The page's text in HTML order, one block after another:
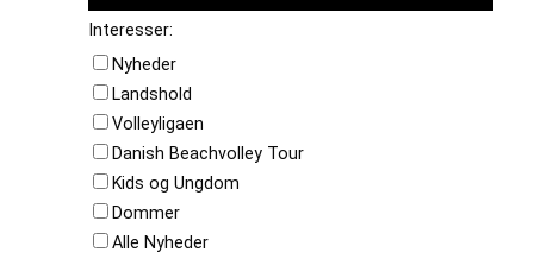
Interesser:
Nyheder
Landshold
Volleyligaen
Danish Beachvolley Tour
Kids og Ungdom
Dommer
Alle Nyheder